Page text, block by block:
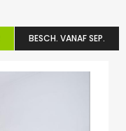
BESCH. VANAF SEP.